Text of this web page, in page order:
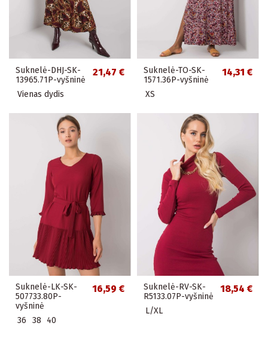
Suknelė-DHJ-SK-
13965.71P-vyšninė
21,47 €
Vienas dydis
Suknelė-TO-SK-
1571.36P-vyšninė
14,31 €
XS
Suknelė-LK-SK-
507733.80P-
vyšninė
16,59 €
36 38 40
Suknelė-RV-SK-
R5133.07P-vyšninė
18,54 €
L/XL